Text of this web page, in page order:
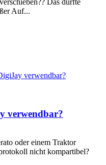
Das dürfte
Auf...
verwendbar?
verwendbar?
oder einem Traktor
nicht kompartibel?